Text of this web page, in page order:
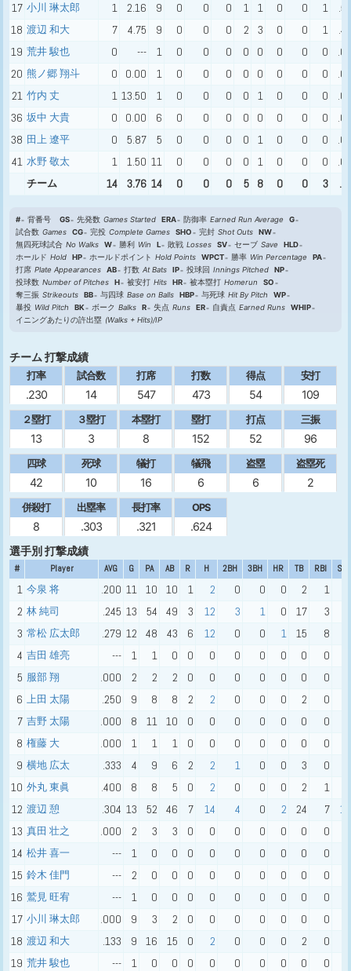
17 小川 琳太郎 1 2.16 9 0 0 0 1 1 0 0 1
18 渡辺 和大 7 4.75 9 0 0 0 2 3 0 0 1
19 荒井 駿也 0 --- 1 0 0 0 0 0 0 0 0
20 熊ノ郷 翔斗 0 0.00 1 0 0 0 0 0 0 0 0
21 竹内 丈 1 13.50 1 0 0 0 0 1 0 0 0
36 坂中 大貴 0 0.00 6 0 0 0 0 0 0 0 0
38 田上 遼平 0 5.87 5 0 0 0 0 1 0 0 0
41 水野 敬太 1 1.50 11 0 0 0 0 1 0 0 0
チーム 14 3.76 14 0 0 0 5 8 0 0 3
# 背番号 GS 先発数 Games Started ERA 防御率 Earned Run Average
G
試合数 Games CG 完投 Complete Games SHO 完封 Shot Outs
NW
無四死球試合 No Walks W 勝利 Win L 敗戦 Losses SV セーブ Save
HLD
ホールド Hold HP ホールドポイント Hold Points WPCT 勝率 Win Percentage
PA
打席 Plate Appearances AB 打数 At Bats IP 投球回 Innings Pitched
NP
投球数 Number of Pitches H 被安打 Hits HR 被本塁打 Homerun
SO
奪三振 Strikeouts BB 与四球 Base on Balls HBP 与死球 Hit By Pitch
WP
暴投 Wild Pitch BK ボーク Balks R 失点 Runs ER 自責点 Earned Runs
WHIP
イニングあたりの許出塁 (Walks + Hits)/IP
チーム 打撃成績
打率
.230
試合数
14
打席
547
打数
473
得点
54
安打
109
２塁打
13
３塁打
3
本塁打
8
塁打
152
打点
52
三振
96
四球
42
死球
10
犠打
16
犠飛
6
盗塁
6
盗塁死
2
併殺打
8
出塁率
.303
長打率
.321
OPS
.624
選手別 打撃成績
# Player AVG G PA AB R H 2BH 3BH HR TB RBI SO
1 今泉 将 .200 11 10 10 1 2 0 0 0 2 1
2 林 純司 .245 13 54 49 3 12 3 1 0 17 3
3 常松 広太郎 .279 12 48 43 6 12 0 0 1 15 8
4 吉田 雄亮 --- 1 1 0 0 0 0 0 0 0 0
5 服部 翔 .000 2 2 2 0 0 0 0 0 0 0
6 上田 太陽 .250 9 8 8 2 2 0 0 0 2 0
7 吉野 太陽 .000 8 11 10 0 0 0 0 0 0 0
8 権藤 大 .000 1 1 1 0 0 0 0 0 0 0
9 横地 広太 .333 4 9 6 2 2 1 0 0 3 0
10 外丸 東眞 .400 8 8 5 0 2 0 0 0 2 1
12 渡辺 憩 .304 13 52 46 7 14 4 0 2 24 7
11
13 真田 壮之 .000 2 3 3 0 0 0 0 0 0 0
14 松井 喜一 --- 1 0 0 0 0 0 0 0 0 0
15 鈴木 佳門 --- 2 0 0 0 0 0 0 0 0 0
16 鷲見 旺宥 --- 1 0 0 0 0 0 0 0 0 0
17 小川 琳太郎 .000 9 3 2 0 0 0 0 0 0 0
18 渡辺 和大 .133 9 16 15 0 2 0 0 0 2 0
19 荒井 駿也 --- 1 0 0 0 0 0 0 0 0 0